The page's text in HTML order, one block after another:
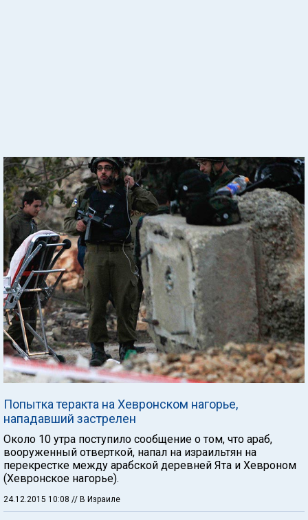
Попытка теракта на Хевронском нагорье,
нападавший застрелен
Около 10 утра поступило сообщение о том, что араб,
вооруженный отверткой, напал на израильтян на
перекрестке между арабской деревней Ята и Хевроном
(Хевронское нагорье).
24.12.2015 10:08 // В Израиле